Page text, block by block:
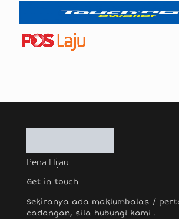
Pena Hijau
Get in touch
Sekiranya ada maklumbalas /
cadangan, sila hubungi kami .